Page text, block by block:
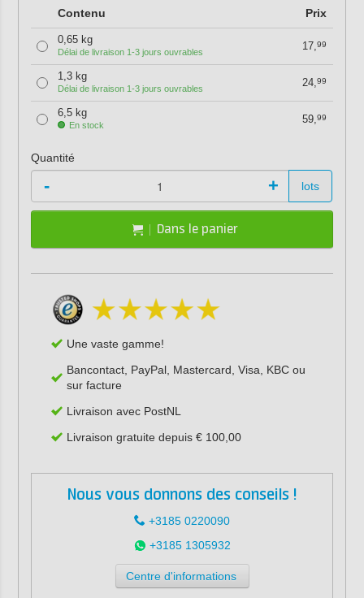
Contenu Prix
0,65 kg
Délai de livraison 1-3 jours ouvrables 17,99
1,3 kg
Délai de livraison 1-3 jours ouvrables 24,99
6,5 kg
En stock 59,99
Quantité
- + lots
Dans le panier
Une vaste gamme!
Bancontact, PayPal, Mastercard, Visa, KBC ou
sur facture
Livraison avec PostNL
Livraison gratuite depuis € 100,00
Nous vous donnons des conseils !
+3185 0220090
+3185 1305932
Centre d'informations